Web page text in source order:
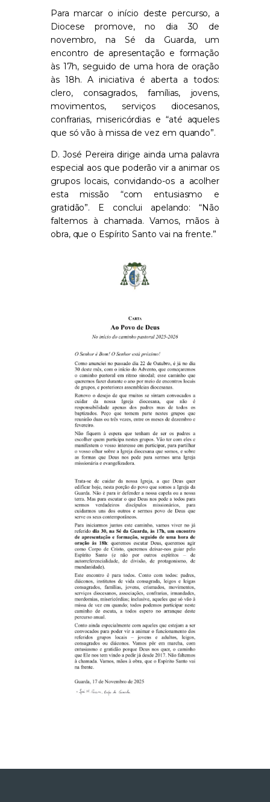
Para marcar o início deste percurso, a
Diocese promove, no dia 30 de
novembro, na Sé da Guarda, um
encontro de apresentação e formação
às 17h, seguido de uma hora de oração
às 18h. A iniciativa é aberta a todos:
clero, consagrados, famílias, jovens,
movimentos, serviços diocesanos,
confrarias, misericórdias e “até aqueles
que só vão à missa de vez em quando”.
D. José Pereira dirige ainda uma palavra
especial aos que poderão vir a animar os
grupos locais, convidando-os a acolher
esta missão “com entusiasmo e
gratidão”. E conclui apelando: “Não
faltemos à chamada. Vamos, mãos à
obra, que o Espírito Santo vai na frente.”